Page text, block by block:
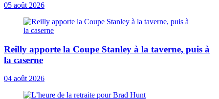
05 août 2026
Reilly apporte la Coupe Stanley à la taverne, puis à
la caserne
04 août 2026